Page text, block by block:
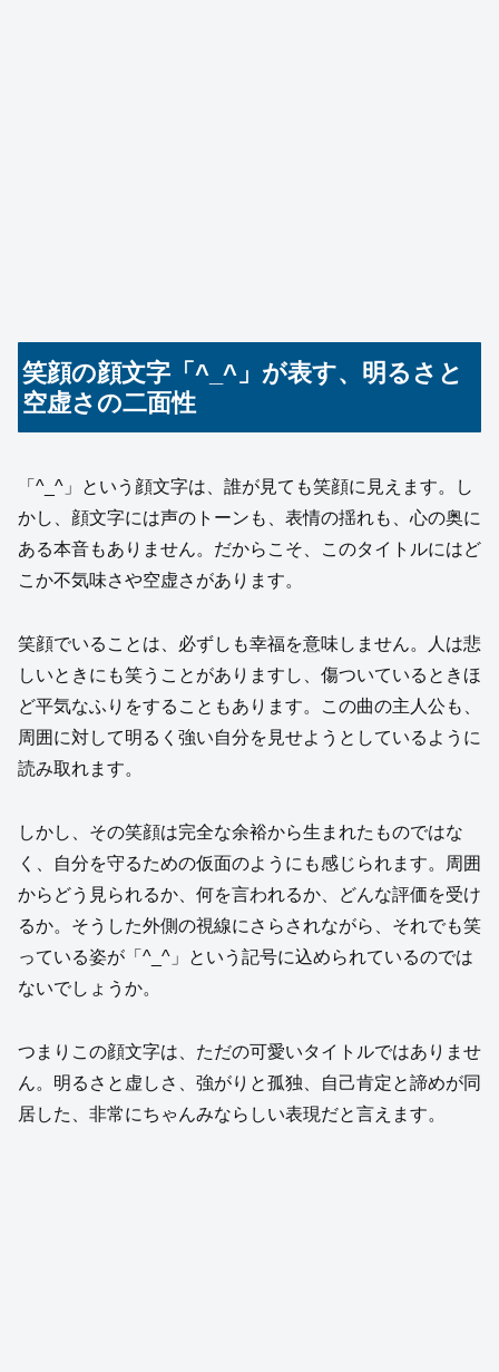
笑顔の顔文字「^_^」が表す、明るさと
空虚さの二面性
「^_^」という顔文字は、誰が見ても笑顔に見えます。し
かし、顔文字には声のトーンも、表情の揺れも、心の奥に
ある本音もありません。だからこそ、このタイトルにはど
こか不気味さや空虚さがあります。
笑顔でいることは、必ずしも幸福を意味しません。人は悲
しいときにも笑うことがありますし、傷ついているときほ
ど平気なふりをすることもあります。この曲の主人公も、
周囲に対して明るく強い自分を見せようとしているように
読み取れます。
しかし、その笑顔は完全な余裕から生まれたものではな
く、自分を守るための仮面のようにも感じられます。周囲
からどう見られるか、何を言われるか、どんな評価を受け
るか。そうした外側の視線にさらされながら、それでも笑
っている姿が「^_^」という記号に込められているのでは
ないでしょうか。
つまりこの顔文字は、ただの可愛いタイトルではありませ
ん。明るさと虚しさ、強がりと孤独、自己肯定と諦めが同
居した、非常にちゃんみならしい表現だと言えます。